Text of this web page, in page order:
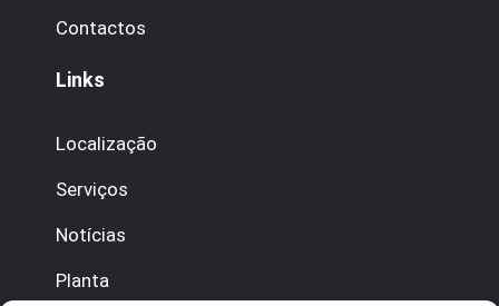
Contactos
Links
Localização
Serviços
Notícias
Planta